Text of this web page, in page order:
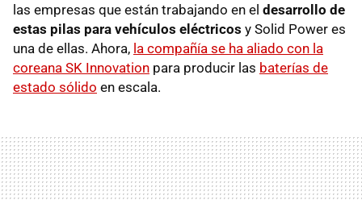
las empresas que están trabajando en el desarrollo de
estas pilas para vehículos eléctricos y Solid Power es
una de ellas. Ahora, la compañía se ha aliado con la
coreana SK Innovation para producir las baterías de
estado sólido en escala.